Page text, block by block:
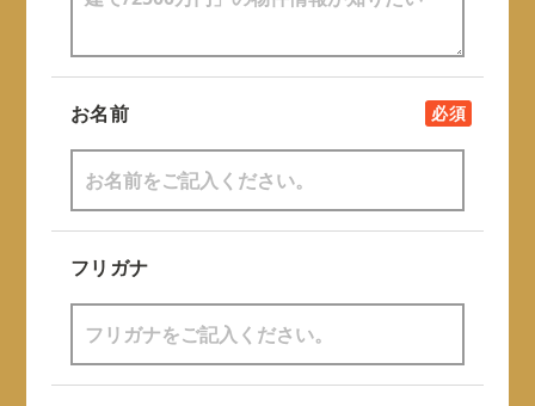
お名前 必須
フリガナ